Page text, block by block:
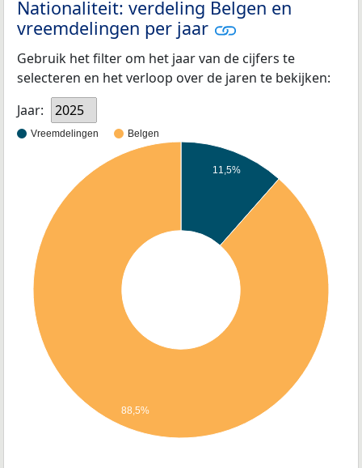
Nationaliteit: verdeling Belgen en
vreemdelingen per jaar
Gebruik het filter om het jaar van de cijfers te
selecteren en het verloop over de jaren te bekijken:
Jaar:
2025
Vreemdelingen Belgen
11,5%
88,5%